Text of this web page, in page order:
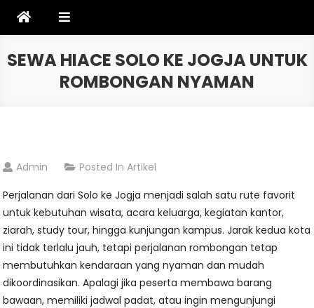
SEWA HIACE SOLO KE JOGJA UNTUK
ROMBONGAN NYAMAN
Admin Posted InArtikel
Perjalanan dari Solo ke Jogja menjadi salah satu rute favorit
untuk kebutuhan wisata, acara keluarga, kegiatan kantor,
ziarah, study tour, hingga kunjungan kampus. Jarak kedua kota
ini tidak terlalu jauh, tetapi perjalanan rombongan tetap
membutuhkan kendaraan yang nyaman dan mudah
dikoordinasikan. Apalagi jika peserta membawa barang
bawaan, memiliki jadwal padat, atau ingin mengunjungi